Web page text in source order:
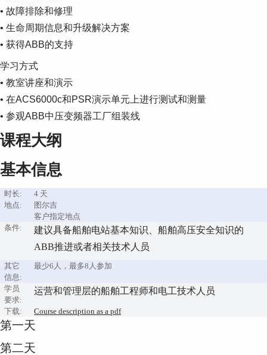
• 故障排除和修理
• 生命周期信息和升级解决方案
• 获得ABB的支持
学习方式
• 教室讲座和演示
• 在ACS6000c和PSR演示单元上进行测试和测量
• 参观ABB中压变频器工厂组装线
课程大纲
基本信息
时长:
4 天
地点:
图尔吉
客户指定地点
条件:
建议具备船舶电站基本知识、船舶高压安全知识的
ABB推进或者相关技术人员
其它
信息:
最少6人，最多8人参加
学员
要求:
运营和管理层的船舶工程师和电工技术人员
下载: Course description as a pdf
第一天
第二天